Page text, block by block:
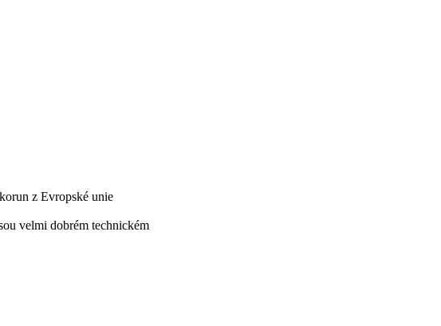
z Evropské unie
velmi dobrém technickém